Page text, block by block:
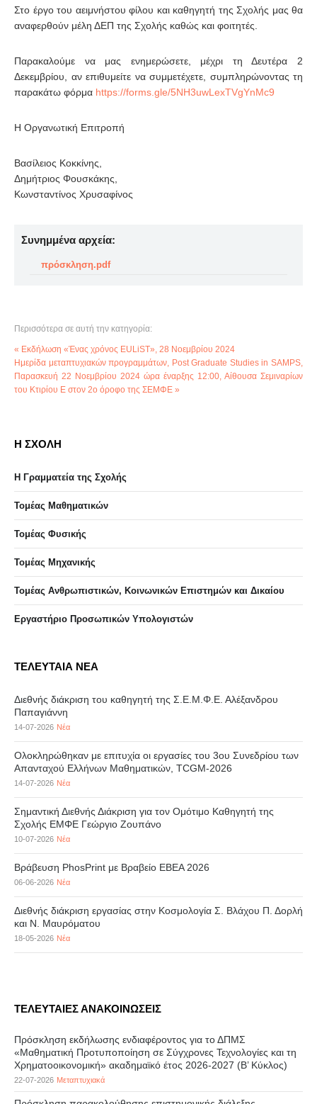
Στο έργο του αειμνήστου φίλου και καθηγητή της Σχολής μας θα
αναφερθούν μέλη ΔΕΠ της Σχολής καθώς και φοιτητές.
Παρακαλούμε να μας ενημερώσετε, μέχρι τη Δευτέρα 2
Δεκεμβρίου, αν επιθυμείτε να συμμετέχετε, συμπληρώνοντας τη
παρακάτω φόρμα https://forms.gle/5NH3uwLexTVgYnMc9
Η Οργανωτική Επιτροπή
Βασίλειος Κοκκίνης,
Δημήτριος Φουσκάκης,
Κωνσταντίνος Χρυσαφίνος
Συνημμένα αρχεία:
πρόσκληση.pdf
Περισσότερα σε αυτή την κατηγορία:
« Εκδήλωση «Ένας χρόνος EULiST», 28 Νοεμβρίου 2024
Ημερίδα μεταπτυχιακών προγραμμάτων, Post Graduate Studies in SAMPS,
Παρασκευή 22 Νοεμβρίου 2024 ώρα έναρξης 12:00, Αίθουσα Σεμιναρίων
του Κτιρίου Ε στον 2ο όροφο της ΣΕΜΦΕ »
Η ΣΧΟΛΗ
Η Γραμματεία της Σχολής
Τομέας Μαθηματικών
Τομέας Φυσικής
Τομέας Μηχανικής
Τομέας Ανθρωπιστικών, Κοινωνικών Επιστημών και Δικαίου
Eργαστήριo Προσωπικών Υπολογιστών
ΤΕΛΕΥΤΑΙΑ ΝΕΑ
Διεθνής διάκριση του καθηγητή της Σ.Ε.Μ.Φ.Ε. Αλέξανδρου
Παπαγιάννη
14-07-2026 Νέα
Ολοκληρώθηκαν με επιτυχία οι εργασίες του 3ου Συνεδρίου των
Απανταχού Ελλήνων Μαθηματικών, TCGM-2026
14-07-2026 Νέα
Σημαντική Διεθνής Διάκριση για τον Ομότιμο Καθηγητή της
Σχολής ΕΜΦΕ Γεώργιο Ζουπάνο
10-07-2026 Νέα
Βράβευση PhosPrint με Βραβείο ΕΒΕΑ 2026
06-06-2026 Νέα
Διεθνής διάκριση εργασίας στην Κοσμολογία Σ. Βλάχου Π. Δορλή
και Ν. Μαυρόματου
18-05-2026 Νέα
ΤΕΛΕΥΤΑΙΕΣ ΑΝΑΚΟΙΝΩΣΕΙΣ
Πρόσκληση εκδήλωσης ενδιαφέροντος για το ΔΠΜΣ
«Μαθηματική Προτυποποίηση σε Σύγχρονες Τεχνολογίες και τη
Χρηματοοικονομική» ακαδημαϊκό έτος 2026-2027 (B’ Kύκλος)
22-07-2026 Μεταπτυχιακά